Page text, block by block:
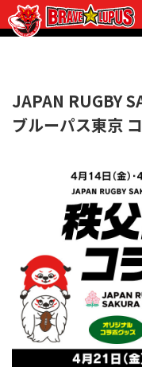
チケット グ
観戦ガイド
ラグビーって何？
会場紹介
クラブからのお願い
試合日程・結果
選手・スタッフ
スタッフ
マスコット
クラブ情報
クラブ情報
株式会社 ブレイブル
株式会社 チームの歴
アカデミー
パートナー
JAPAN RUGBY
ブルーパス東京